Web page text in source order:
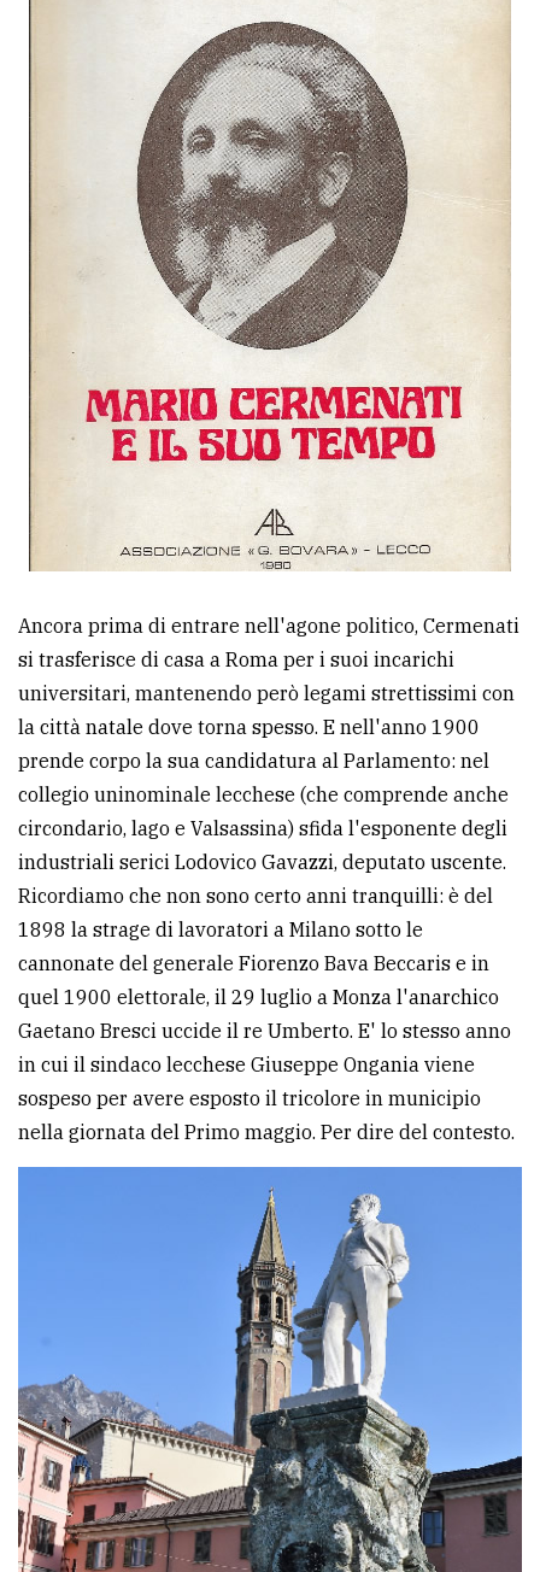
Ancora prima di entrare nell'agone politico, Cermenati
si trasferisce di casa a Roma per i suoi incarichi
universitari, mantenendo però legami strettissimi con
la città natale dove torna spesso. E nell'anno 1900
prende corpo la sua candidatura al Parlamento: nel
collegio uninominale lecchese (che comprende anche
circondario, lago e Valsassina) sfida l'esponente degli
industriali serici Lodovico Gavazzi, deputato uscente.
Ricordiamo che non sono certo anni tranquilli: è del
1898 la strage di lavoratori a Milano sotto le
cannonate del generale Fiorenzo Bava Beccaris e in
quel 1900 elettorale, il 29 luglio a Monza l'anarchico
Gaetano Bresci uccide il re Umberto. E' lo stesso anno
in cui il sindaco lecchese Giuseppe Ongania viene
sospeso per avere esposto il tricolore in municipio
nella giornata del Primo maggio. Per dire del contesto.